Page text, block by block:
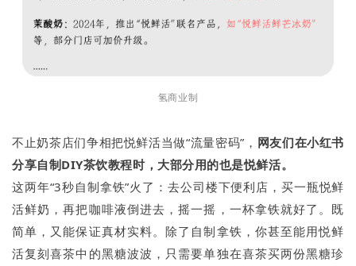
氢商业制
不止奶茶店们争相把悦鲜活当做“流量密码”， 网友们在小红书
分享自制DIY茶饮教程时，大部分用的也是悦鲜活。
这两年“3秒自制拿铁”火了：去公司楼下便利店，买一瓶悦鲜
活鲜奶，再把咖啡液倒进去，摇一摇，一杯拿铁就好了。既
简单，又能保证真材实料。除了自制拿铁，你甚至能用悦鲜
活复刻喜茶中的黑糖波波，只需要单独在喜茶买两份黑糖珍